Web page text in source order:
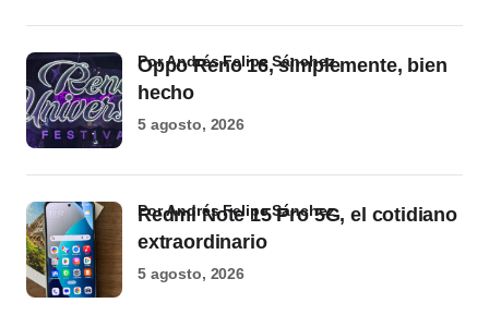
Oppo Reno 16, simplemente, bien
hecho
por Andrés Felipe Sánchez
5 agosto, 2026
Redmi Note 15 Pro 5G, el cotidiano
extraordinario
por Andrés Felipe Sánchez
5 agosto, 2026